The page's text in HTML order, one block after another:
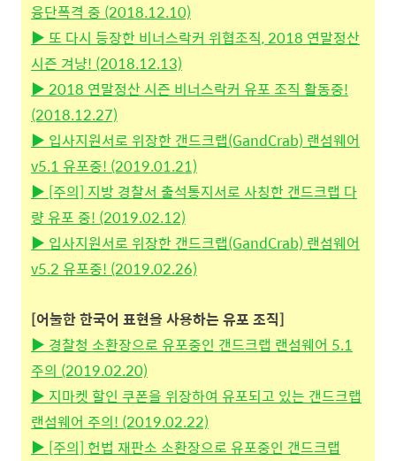
융단폭격 중 (2018.12.10)
▶ 또 다시 등장한 비너스락커 위협조직, 2018 연말정산
시즌 겨냥! (2018.12.13)
▶ 2018 연말정산 시즌 비너스락커 유포 조직 활동중!
(2018.12.27)
▶ 입사지원서로 위장한 갠드크랩(GandCrab) 랜섬웨어
v5.1 유포중! (2019.01.21)
▶ [주의] 지방 경찰서 출석통지서로 사칭한 갠드크랩 다
량 유포 중! (2019.02.12)
▶ 입사지원서로 위장한 갠드크랩(GandCrab) 랜섬웨어
v5.2 유포중! (2019.02.26)
[어눌한 한국어 표현을 사용하는 유포 조직]
▶ 경찰청 소환장으로 유포중인 갠드크랩 랜섬웨어 5.1
주의 (2019.02.20)
▶ 지마켓 할인 쿠폰을 위장하여 유포되고 있는 갠드크랩
랜섬웨어 주의! (2019.02.22)
▶ [주의] 헌법 재판소 소환장으로 유포중인 갠드크랩